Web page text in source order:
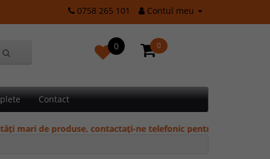
0758 265 101 Contul meu
0 0
Contact
produse, contactați-ne telefonic pentru oferte și prețuri